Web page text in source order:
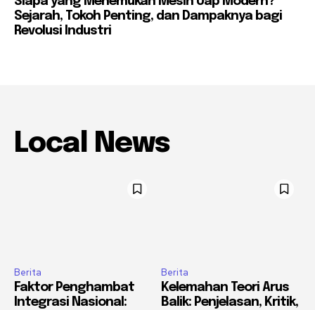
Sejarah, Tokoh Penting, dan Dampaknya bagi
Revolusi Industri
Local News
Berita
Faktor Penghambat
Integrasi Nasional:
Berita
Kelemahan Teori Arus
Balik: Penjelasan, Kritik,